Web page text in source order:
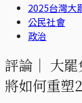
2025台灣大
公民社會
政治
評論｜ 大
將如何重塑